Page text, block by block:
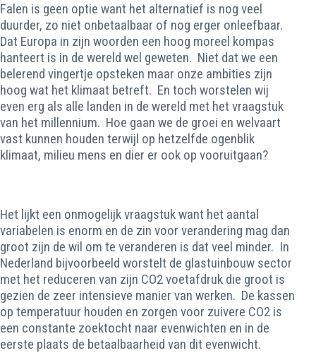
Falen is geen optie want het alternatief is nog veel
duurder, zo niet onbetaalbaar of nog erger onleefbaar.
Dat Europa in zijn woorden een hoog moreel kompas
hanteert is in de wereld wel geweten. Niet dat we een
belerend vingertje opsteken maar onze ambities zijn
hoog wat het klimaat betreft. En toch worstelen wij
even erg als alle landen in de wereld met het vraagstuk
van het millennium. Hoe gaan we de groei en welvaart
vast kunnen houden terwijl op hetzelfde ogenblik
klimaat, milieu mens en dier er ook op vooruitgaan?
Het lijkt een onmogelijk vraagstuk want het aantal
variabelen is enorm en de zin voor verandering mag dan
groot zijn de wil om te veranderen is dat veel minder. In
Nederland bijvoorbeeld worstelt de glastuinbouw sector
met het reduceren van zijn CO2 voetafdruk die groot is
gezien de zeer intensieve manier van werken. De kassen
op temperatuur houden en zorgen voor zuivere CO2 is
een constante zoektocht naar evenwichten en in de
eerste plaats de betaalbaarheid van dit evenwicht.